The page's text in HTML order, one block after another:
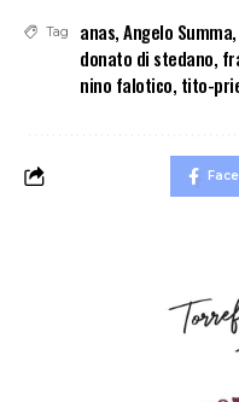
Tag anas,Angelo Summa,
donato di stedano,
nino falotico, tito-